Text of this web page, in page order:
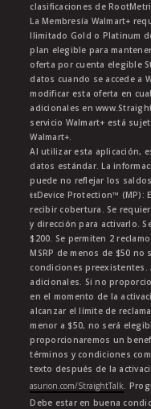
clasificaciones de
La Membresía Walmart+
Ilimitado Gold o Platinum
plan elegible para
oferta por cuenta elegible
datos cuando se accede a
modificar esta oferta en
adicionales en
servicio Walmart+ está
Walmart+.
Al utilizar esta aplicación,
datos estándar. La
puede no reflejar los
ŧŧDevice Protection™ (MP):
recibir cobertura. Se
y dirección para activarlo.
$200. Se permiten 2
MSRP de menos de $50
condiciones preexistentes.
adicionales. Si no
en el momento de la
alcanzar el límite de
menor a $50, no será
proporcionaremos un
términos y condiciones
texto después de la
asurion.com/StraightTalk.
Debe estar en buena